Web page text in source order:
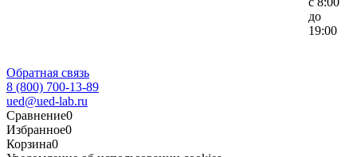
до
19:00
Обратная связь
8 (800) 700-13-89
ued@ued-lab.ru
Сравнение0
Избранное0
Корзина0